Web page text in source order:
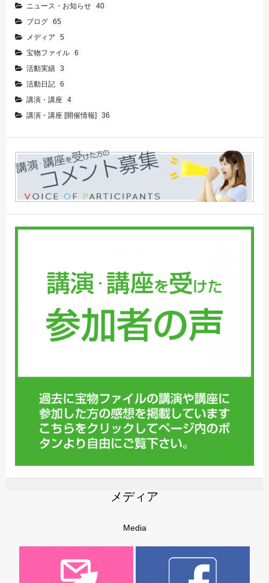
ニュース・お知らせ 40
ブログ 65
メディア
5
宝物ファイル 6
活動実績 3
活動日記 6
講演・講座 4
講演・講座 [開催情報]
36
メディア
Media